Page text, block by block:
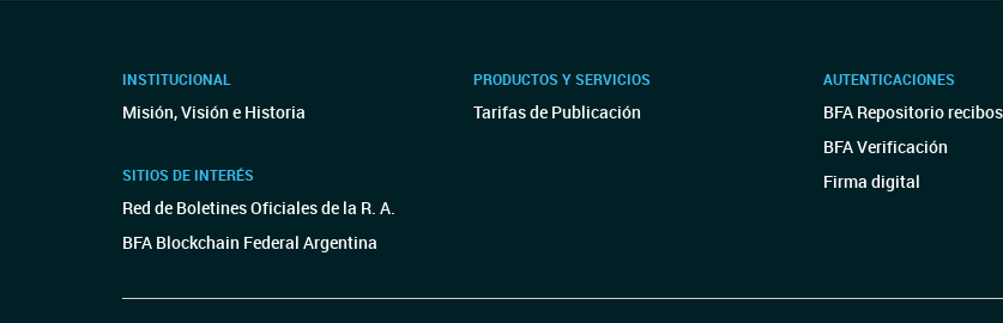
INSTITUCIONAL
Misión, Visión e Historia
SITIOS DE INTERÉS
Red de Boletines Oficiales de la R. A.
BFA Blockchain Federal Argentina
PRODUCTOS Y SERVICIOS
Tarifas de Publicación
AUTENTICACIONES
BFA Repositorio recibos
BFA Verificación
Firma digital